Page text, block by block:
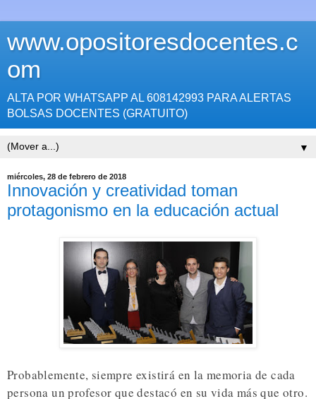
www.opositoresdocentes.c
om
ALTA POR WHATSAPP AL 608142993 PARA ALERTAS
BOLSAS DOCENTES (GRATUITO)
▼
miércoles, 28 de febrero de 2018
Innovación y creatividad toman
protagonismo en la educación actual
Probablemente, siempre existirá en la memoria de cada
persona un profesor que destacó en su vida más que otro.